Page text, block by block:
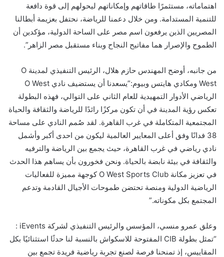
اهتماماته، مستثمرًا طاقاتهم وإمكاناتهم ليحولهم إلى قوة دافعة
للتنمية المستدامة. ومن خلال دعمنا للرياضة، نحتفل بعزيمة أبطالنا
المصريين الذين يرفعون اسم مصر على الساحة الدولية، مؤكدين أن
الطموح والإصرار هما مفاتيح النجاح وبناء مستقبل مصر الزاهر”.
من جانبه، أوضح المهندس حازم هلال، الرئيس التنفيذي لمدينة O
West ومكادي هايتس وبيوم:”يسعدنا أن يستضيف نادي O West
الرياضي الأدوار التمهيدية للعام الثاني على التوالي، فهذه البطولة
تعكس رؤية المدينة في أن تكون مركزًا رائدًا للرياضة والثقافة والحياة
المجتمعية المتكاملة في غرب القاهرة. لقد صُمم النادي على مساحة
38 فدانًا وفق أعلى المعايير العالمية ليكون من احدى أكبر وأشمل
نادي رياضي في غرب القاهرة، حيث يجمع بين الرياضة والترفيه
والثقافة في بيئة نابضة بالحياة. ونحن فخورون بأن يساهم هذا الحدث
في تعزيز مكانة O West Sports Club كوجهة مميزة للفعاليات
الرياضية الدولية ومنصة تحتضن طموحات الأجيال القادمة وتدعم
المجتمع بكل مكوناته.”
وعلق عمرو منسي، المؤسس والرئيس التنفيذي لشركة iEvents :
“تمثل بطولة CIB المفتوحة للاسكواش بالنسبة لنا حدثًا استثنائيًا بكل
المقاييس، إذ تمنحنا فرصة لصنع تجربة رياضية فريدة تجمع بين